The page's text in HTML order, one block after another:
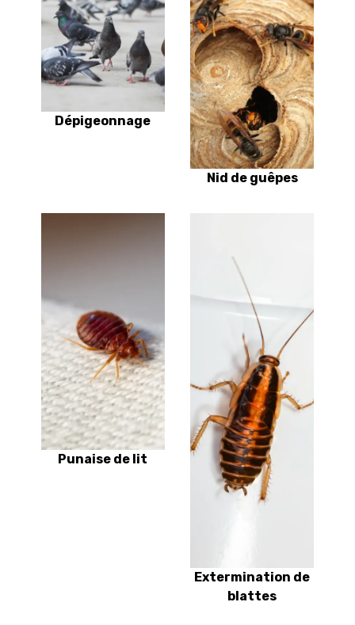
Dépigeonnage
Nid de guêpes
Punaise de lit
Extermination de
blattes